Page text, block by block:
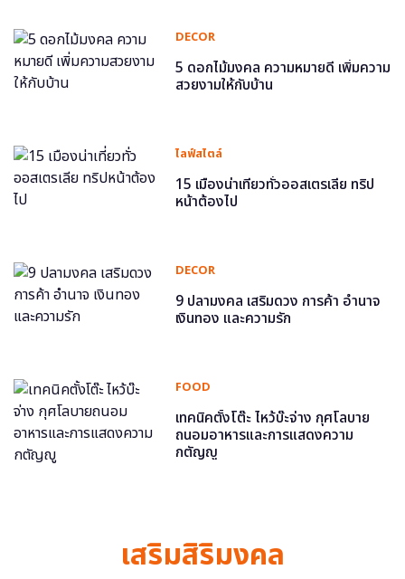
DECOR
5 ดอกไม้มงคล ความหมายดี เพิ่มความ
สวยงามให้กับบ้าน
ไลฟ์สไตล์
15 เมืองน่าเที่ยวทั่วออสเตรเลีย ทริป
หน้าต้องไป
DECOR
9 ปลามงคล เสริมดวง การค้า อำนาจ
เงินทอง และความรัก
FOOD
เทคนิคตั้งโต๊ะ ไหว้บ๊ะจ่าง กุศโลบาย
ถนอมอาหารและการแสดงความ
กตัญญู
เสริมสิริมงคล